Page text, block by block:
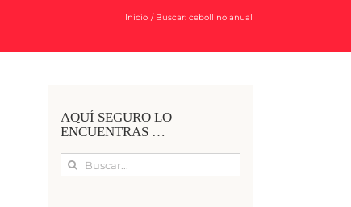
Inicio Buscar: cebollino anual
AQUÍ SEGURO LO
ENCUENTRAS …
Buscar: